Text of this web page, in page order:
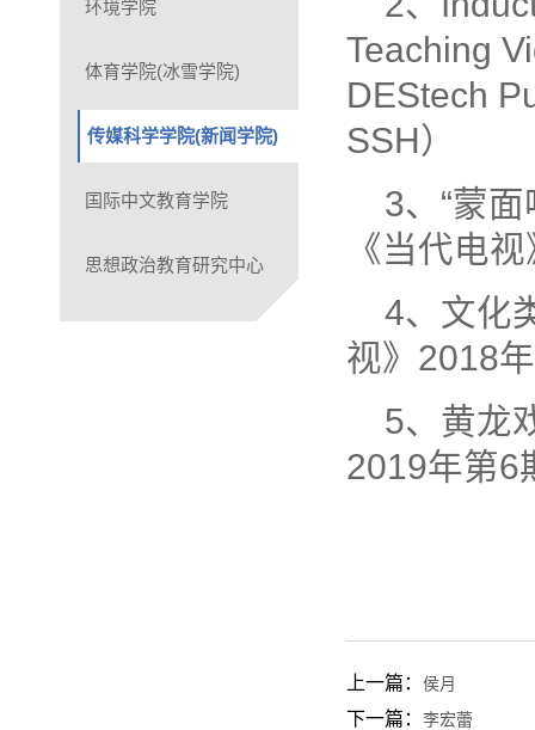
环境学院
体育学院(冰雪学院)
传媒科学学院(新闻学院)
国际中文教育学院
思想政治教育研究中心
Teaching
DEStech
SSH）
3、“蒙
《当代电
4、 文化
视》2018
5、黄龙
2019年第6
上一篇： 侯月
下一篇： 李宏蕾